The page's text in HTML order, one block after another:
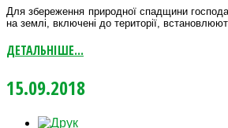
Для збереження природної спадщини
на землі, включені до території,
ДЕТАЛЬНІШЕ...
15.09.2018